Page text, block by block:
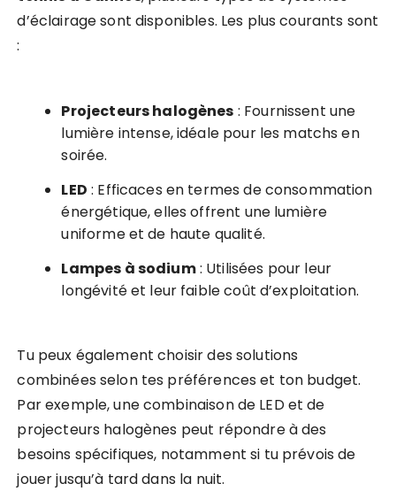
d’éclairage sont disponibles. Les plus courants sont
:
Projecteurs halogènes : Fournissent une
lumière intense, idéale pour les matchs en
soirée.
LED : Efficaces en termes de consommation
énergétique, elles offrent une lumière
uniforme et de haute qualité.
Lampes à sodium: Utilisées pour leur
longévité et leur faible coût d’exploitation.
Tu peux également choisir des solutions
combinées selon tes préférences et ton budget.
Par exemple, une combinaison de LED et de
projecteurs halogènes peut répondre à des
besoins spécifiques, notamment si tu prévois de
jouer jusqu’à tard dans la nuit.